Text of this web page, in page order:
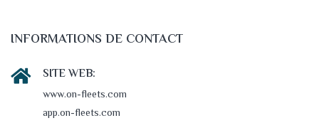
INFORMATIONS DE CONTACT
SITE WEB:
www.on-fleets.com
app.on-fleets.com